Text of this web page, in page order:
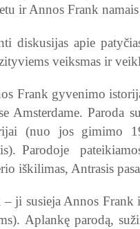
ir Annos Frank namais
diskusijas apie
veiksmas ir
Frank gyvenimo
Amsterdame.Paroda
(nuo jos gimimo
Parodoje
iškilimas, Antrasis
ji susieja Annos Frank
Aplankę parodą,